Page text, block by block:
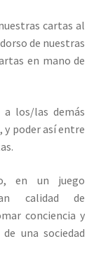
cartas al
de nuestras
en mano de
los/las demás
y poder así entre
en un juego
calidad de
conciencia y
una sociedad